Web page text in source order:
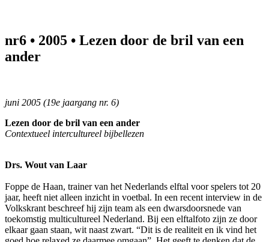
nr6 • 2005 • Lezen door de bril van een
ander
juni 2005 (19e jaargang nr. 6)
Lezen door de bril van een ander
Contextueel intercultureel bijbellezen
Drs. Wout van Laar
Foppe de Haan, trainer van het Nederlands elftal voor spelers tot 20
jaar, heeft niet alleen inzicht in voetbal. In een recent interview in de
Volkskrant beschreef hij zijn team als een dwarsdoorsnede van
toekomstig multicultureel Nederland. Bij een elftalfoto zijn ze door
elkaar gaan staan, wit naast zwart. “Dit is de realiteit en ik vind het